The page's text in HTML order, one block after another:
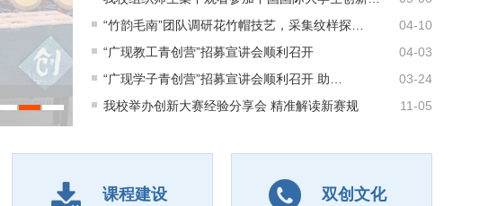
目团队携
04-10
“竹韵毛南”团队调研花竹帽技艺，采集纹样探…
04-03
“广现教工青创营”招募宣讲会顺利召开
03-24
“广现学子青创营”招募宣讲会顺利召开 助…
11-05
我校举办创新大赛经验分享会 精准解读新赛规
课程建设 双创文化